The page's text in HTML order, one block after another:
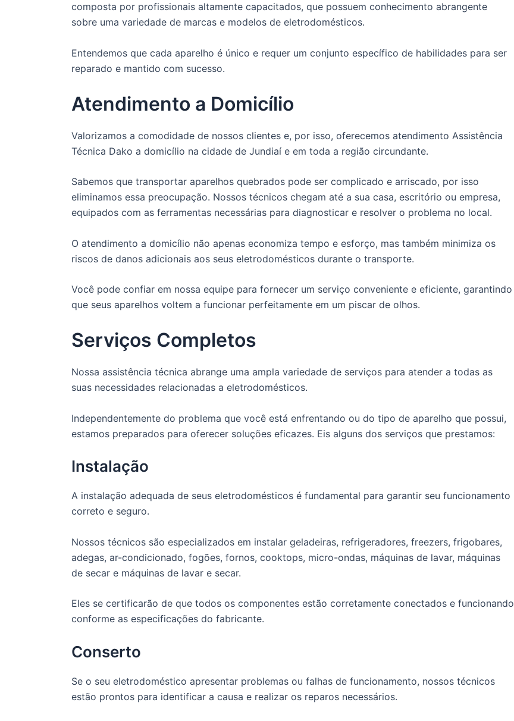
composta por profissionais altamente capacitados, que possuem conhecimento abrangente
sobre uma variedade de marcas e modelos de eletrodomésticos.
Entendemos que cada aparelho é único e requer um conjunto específico de habilidades para ser
reparado e mantido com sucesso.
Atendimento a Domicílio
Valorizamos a comodidade de nossos clientes e, por isso, oferecemos atendimento Assistência
Técnica Dako a domicílio na cidade de Jundiaí e em toda a região circundante.
Sabemos que transportar aparelhos quebrados pode ser complicado e arriscado, por isso
eliminamos essa preocupação. Nossos técnicos chegam até a sua casa, escritório ou empresa,
equipados com as ferramentas necessárias para diagnosticar e resolver o problema no local.
O atendimento a domicílio não apenas economiza tempo e esforço, mas também minimiza os
riscos de danos adicionais aos seus eletrodomésticos durante o transporte.
Você pode confiar em nossa equipe para fornecer um serviço conveniente e eficiente, garantindo
que seus aparelhos voltem a funcionar perfeitamente em um piscar de olhos.
Serviços Completos
Nossa assistência técnica abrange uma ampla variedade de serviços para atender a todas as
suas necessidades relacionadas a eletrodomésticos.
Independentemente do problema que você está enfrentando ou do tipo de aparelho que possui,
estamos preparados para oferecer soluções eficazes. Eis alguns dos serviços que prestamos:
Instalação
A instalação adequada de seus eletrodomésticos é fundamental para garantir seu funcionamento
correto e seguro.
Nossos técnicos são especializados em instalar geladeiras, refrigeradores, freezers, frigobares,
adegas, ar-condicionado, fogões, fornos, cooktops, micro-ondas, máquinas de lavar, máquinas
de secar e máquinas de lavar e secar.
Eles se certificarão de que todos os componentes estão corretamente conectados e funcionando
conforme as especificações do fabricante.
Conserto
Se o seu eletrodoméstico apresentar problemas ou falhas de funcionamento, nossos técnicos
estão prontos para identificar a causa e realizar os reparos necessários.